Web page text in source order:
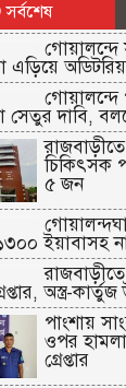
গোয়ালন্দে
এড়িয়ে
গোয়ালন্দে
সেতুর দাবি,
রাজবাড়ীতে
চিকিৎসক
৫ জন
ইয়াবাসহ
অস্ত্র-কার্তুজ
পাংশায়
ওপর
গ্রেপ্তার